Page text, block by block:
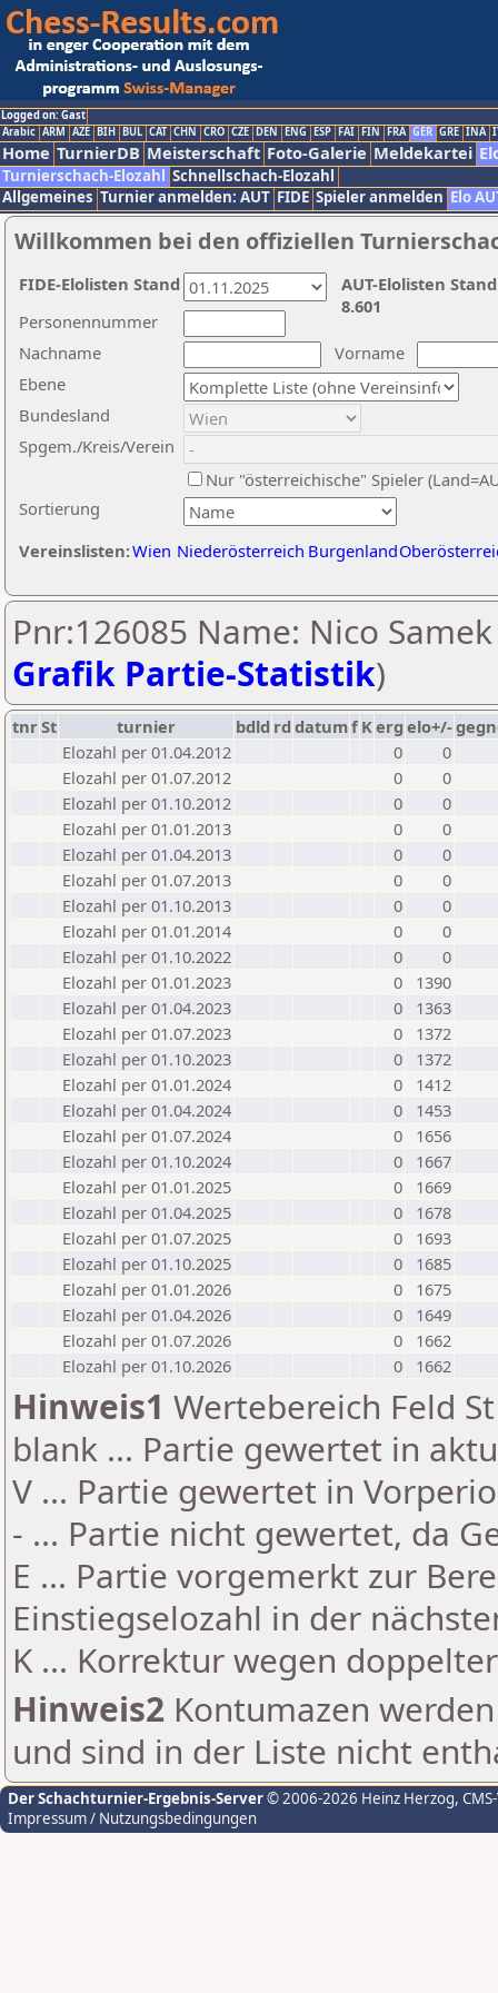
Logged on: Gast
Arabic ARM AZE BIH BUL CAT CHN CRO CZE DEN ENG ESP FAI FIN FRA GER GRE INA
Home TurnierDB Meisterschaft Foto-Galerie Meldekartei
Turnierschach-Elozahl Schnellschach-Elozahl
Allgemeines Turnier anmelden: AUT FIDE Spieler anmelden Elo
Willkommen bei den offiziellen
Nachname
Vorname
Ebene
Sortierung
Personennummer
Bundesland
Spgem./Kreis/Verein
Nur "österreichische" Spieler
Vereinslisten:Wien Niederösterreich Burgenland
AUT-Elolisten
8.601
FIDE-Elolisten Stand
Pnr:126085 Name: Nico
Grafik Partie-Statistik)
tnrSt turnier bdld rd datumf Kerg elo+/-
Elozahl per 01.04.2012
0
0
Elozahl per 01.07.2012
0
0
Elozahl per 01.10.2012
0
0
Elozahl per 01.01.2013
0
0
Elozahl per 01.04.2013
0
0
Elozahl per 01.07.2013
0
0
Elozahl per 01.10.2013
0
0
Elozahl per 01.01.2014
0
0
Elozahl per 01.10.2022
0
0
Elozahl per 01.01.2023
0
1390
Elozahl per 01.04.2023
0
1363
Elozahl per 01.07.2023
0
1372
Elozahl per 01.10.2023
0
1372
Elozahl per 01.01.2024
0
1412
Elozahl per 01.04.2024
0
1453
Elozahl per 01.07.2024
0
1656
Elozahl per 01.10.2024
0
1667
Elozahl per 01.01.2025
0
1669
Elozahl per 01.04.2025
0
1678
Elozahl per 01.07.2025
0
1693
Elozahl per 01.10.2025
0
1685
Elozahl per 01.01.2026
0
1675
Elozahl per 01.04.2026
0
1649
Elozahl per 01.07.2026
0
1662
Elozahl per 01.10.2026
0 1662
Hinweis1 Wertebereich Feld
blank ... Partie gewertet in
V ... Partie gewertet in
- ... Partie nicht gewertet, da
E ... Partie vorgemerkt zur
Einstiegselozahl in der
K ... Korrektur wegen
Hinweis2 Kontumazen
und sind in der Liste nicht
Der Schachturnier-Ergebnis-Server© 2006-2026 Heinz Herzog,
Impressum / Nutzungsbedingungen